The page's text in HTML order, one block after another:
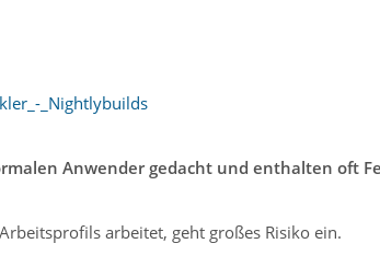
_Nightlybuilds
Anwender gedacht und enthalten oft
arbeitet, geht großes Risiko ein.